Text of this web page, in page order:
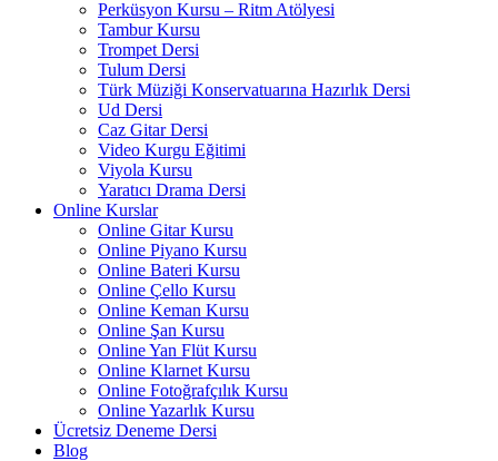
Perküsyon Kursu – Ritm Atölyesi
Tambur Kursu
Trompet Dersi
Tulum Dersi
Türk Müziği Konservatuarına Hazırlık Dersi
Ud Dersi
Caz Gitar Dersi
Video Kurgu Eğitimi
Viyola Kursu
Yaratıcı Drama Dersi
Online Kurslar
Online Gitar Kursu
Online Piyano Kursu
Online Bateri Kursu
Online Çello Kursu
Online Keman Kursu
Online Şan Kursu
Online Yan Flüt Kursu
Online Klarnet Kursu
Online Fotoğrafçılık Kursu
Online Yazarlık Kursu
Ücretsiz Deneme Dersi
Blog